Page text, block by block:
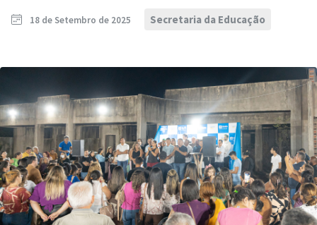
18 de Setembro de 2025 Secretaria da Educação